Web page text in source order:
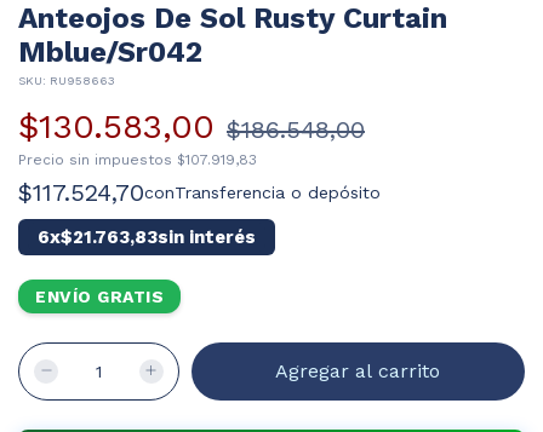
Anteojos De Sol Rusty Curtain
Mblue/Sr042
SKU: RU958663
$130.583,00 $186.548,00
Precio sin impuestos $107.919,83
$117.524,70conTransferencia o depósito
6x$21.763,83sin interés
ENVÍO GRATIS